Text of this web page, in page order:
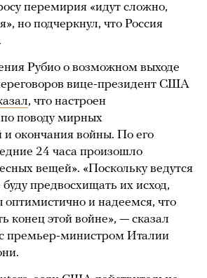
перемирия «идут сложно,
но подчеркнул, что Россия
Рубио о возможном выходе
вице-президент США
, что настроен
поводу мирных
и окончания войны. По его
24 часа произошло
вещей». «Поскольку ведутся
предвосхищать их исход,
и надеемся, что
конец этой войне», — сказал
премьер-министром Италии